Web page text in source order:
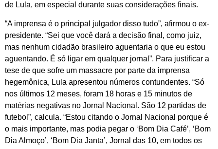
de Lula, em especial durante suas considerações finais.
“A imprensa é o principal julgador disso tudo”, afirmou o ex-
presidente. “Sei que você dará a decisão final, como juiz,
mas nenhum cidadão brasileiro aguentaria o que eu estou
aguentando. É só ligar em qualquer jornal”. Para justificar a
tese de que sofre um massacre por parte da imprensa
hegemônica, Lula apresentou números contundentes. “Só
nos últimos 12 meses, foram 18 horas e 15 minutos de
matérias negativas no Jornal Nacional. São 12 partidas de
futebol”, calcula. “Estou citando o Jornal Nacional porque é
o mais importante, mas podia pegar o ‘Bom Dia Café’, ‘Bom
Dia Almoço’, ‘Bom Dia Janta’, Jornal das 10, em todos os